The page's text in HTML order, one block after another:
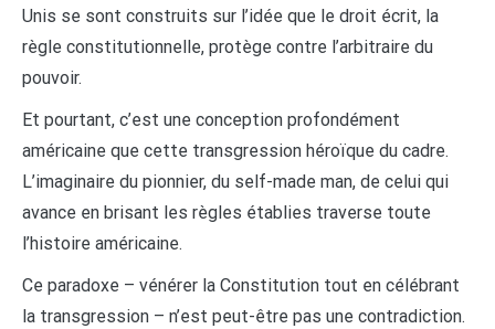
Unis se sont construits sur l’idée que le droit écrit, la
règle constitutionnelle, protège contre l’arbitraire du
pouvoir.
Et pourtant, c’est une conception profondément
américaine que cette transgression héroïque du cadre.
L’imaginaire du pionnier, du self-made man, de celui qui
avance en brisant les règles établies traverse toute
l’histoire américaine.
Ce paradoxe – vénérer la Constitution tout en célébrant
la transgression – n’est peut-être pas une contradiction.